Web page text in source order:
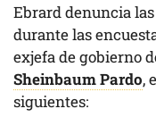
Ebrard denuncia las
durante las
exjefa de gobierno
Sheinbaum Pardo,
siguientes: